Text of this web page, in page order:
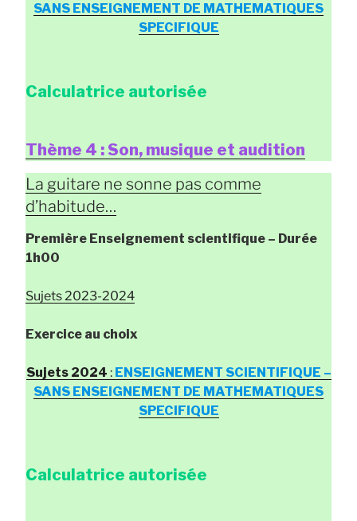
SANS ENSEIGNEMENT DE MATHEMATIQUES
SPECIFIQUE
Calculatrice autorisée
Thème 4 : Son, musique et audition
La guitare ne sonne pas comme
d’habitude…
Première Enseignement scientifique – Durée
1h00
Sujets 2023-2024
Exercice au choix
Sujets 2024 : ENSEIGNEMENT SCIENTIFIQUE –
SANS ENSEIGNEMENT DE MATHEMATIQUES
SPECIFIQUE
Calculatrice autorisée